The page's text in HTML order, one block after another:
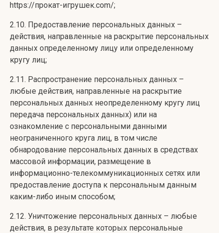
https://прокат-игрушек.com/;
2.10. Предоставление персональных данных –
действия, направленные на раскрытие персональных
данных определенному лицу или определенному
кругу лиц;
2.11. Распространение персональных данных –
любые действия, направленные на раскрытие
персональных данных неопределенному кругу лиц
передача персональных данных) или на
ознакомление с персональными данными
неограниченного круга лиц, в том числе
обнародование персональных данных в средствах
массовой информации, размещение в
информационно-телекоммуникационных сетях или
предоставление доступа к персональным данным
каким-либо иным способом;
2.12. Уничтожение персональных данных – любые
действия, в результате которых персональные